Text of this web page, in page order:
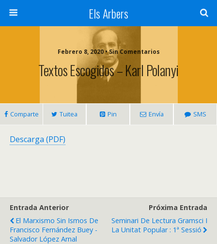
Els Arbers
Febrero 8, 2020 • Sin Comentarios
Textos Escogidos – Karl Polanyi
Comparte Tuitea Pin Envía SMS
Descarga (PDF)
Entrada Anterior
El Marxismo Sin Ismos De
Francisco Fernández Buey -
Salvador López Arnal
Próxima Entrada
Seminari De Lectura Gramsci I
La Unitat Popular : 1ª Sessió